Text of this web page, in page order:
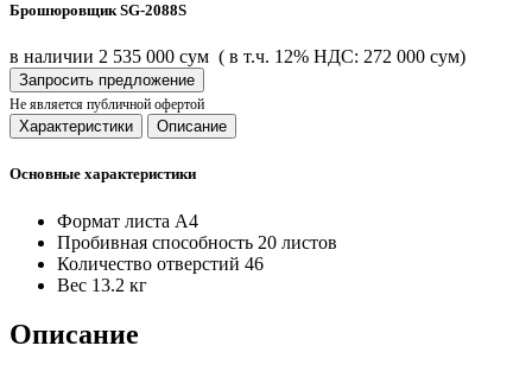
Брошюровщик SG-2088S
в наличии 2 535 000 сум ( в т.ч. 12% НДС: 272 000 сум)
Запросить предложение
Не является публичной офертой
Характеристики Описание
Основные характеристики
Формат листа А4
Пробивная способность 20 листов
Количество отверстий 46
Вес 13.2 кг
Описание